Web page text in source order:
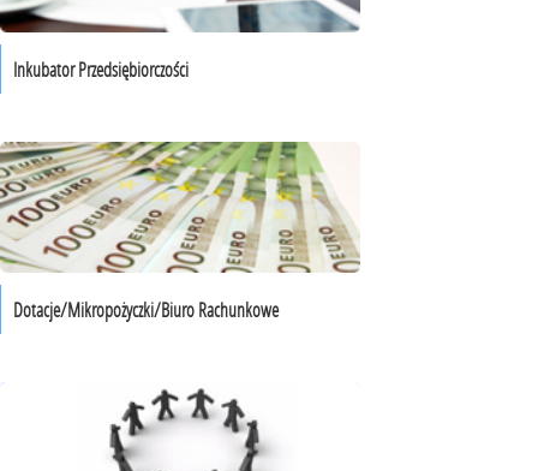
Inkubator Przedsiębiorczości
Dotacje/Mikropożyczki/Biuro Rachunkowe